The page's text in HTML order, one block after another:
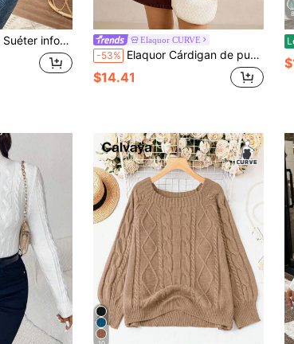
con bloques de color y rayas, otoño Elaquor CURVE
-53% Elaquor Cárdigan de punto versátil, cómodo y suave de estilo francés minimalista y de talla grande para mujeres
$14.41
8